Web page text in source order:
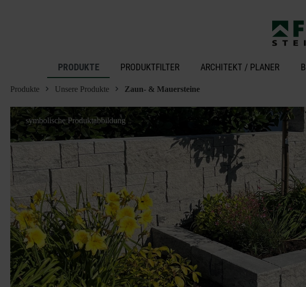
PRODUKTE PRODUKTFILTER ARCHITEKT / PLANER
Produkte Unsere Produkte Zaun- & Mauersteine
symbolische Produktabbildung